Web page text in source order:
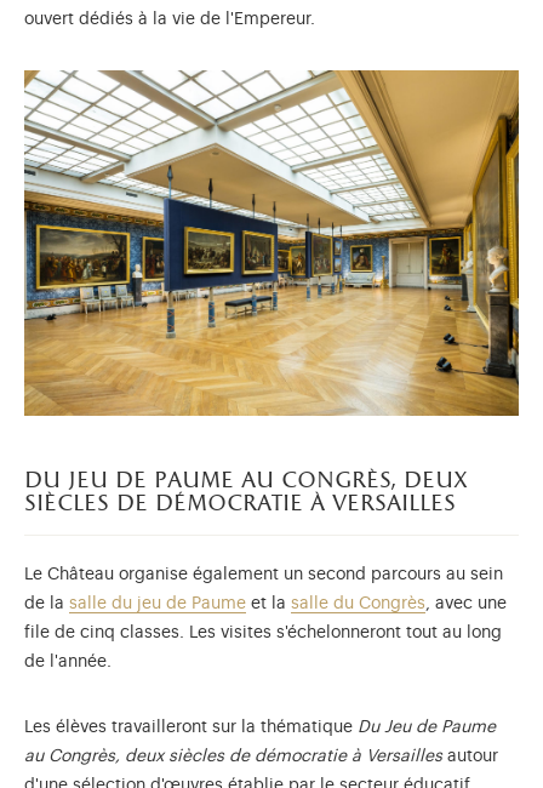
ouvert dédiés à la vie de l'Empereur.
du jeu de paume au congrès, deux
siècles de démocratie à versailles
Le Château organise également un second parcours au sein
de la salle du jeu de Paume et la salle du Congrès , avec une
file de cinq classes. Les visites s'échelonneront tout au long
de l'année.
Les élèves travailleront sur la thématique Du Jeu de Paume
au Congrès, deux siècles de démocratie à Versailles autour